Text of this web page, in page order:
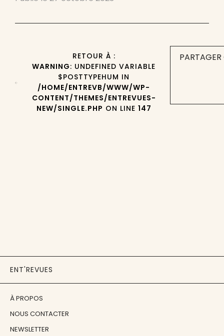
RETOUR À :
WARNING: UNDEFINED VARIABLE
$POSTTYPEHUM IN
/HOME/ENTREVB/WWW/WP-
CONTENT/THEMES/ENTREVUES-
NEW/SINGLE.PHP ON LINE 147
ENT'REVUES
À PROPOS
NOUS CONTACTER
NEWSLETTER